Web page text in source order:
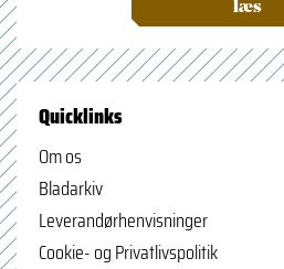
læs
Quicklinks
Om os
Bladarkiv
Leverandørhenvisninger
Cookie- og Privatlivspolitik